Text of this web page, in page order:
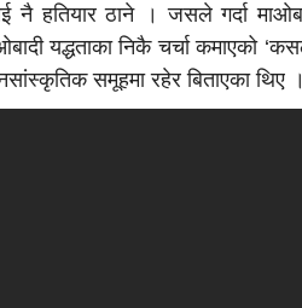
नै हतियार ठाने । जसले गर्दा
यद्धताका निकै चर्चा
समूहमा रहेर बिताएका थिए